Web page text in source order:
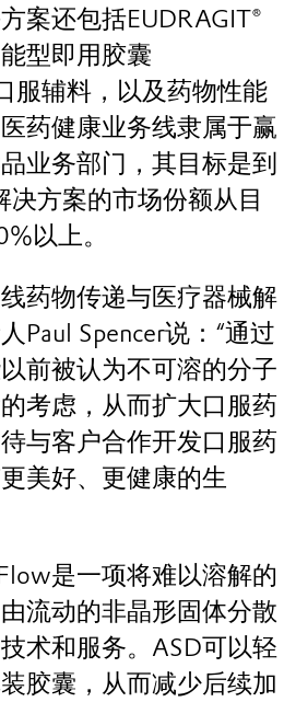
案还包括EUDRAGIT®
型即用胶囊
服辅料，以及药物性能
药健康业务线隶属于赢
业务部门，其目标是到
方案的市场份额从目
以上。
药物传递与医疗器械解
Paul Spencer说：“通过
前被认为不可溶的分子
考虑，从而扩大口服药
与客户合作开发口服药
美好、更健康的生
是一项将难以溶解的
流动的非晶形固体分散
术和服务。ASD可以轻
胶囊，从而减少后续加